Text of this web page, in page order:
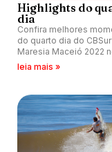
Highlights do
dia
Confira melhores
do quarto dia do
Maresia Maceió 2022
Pontal da Barra, em
leia mais »